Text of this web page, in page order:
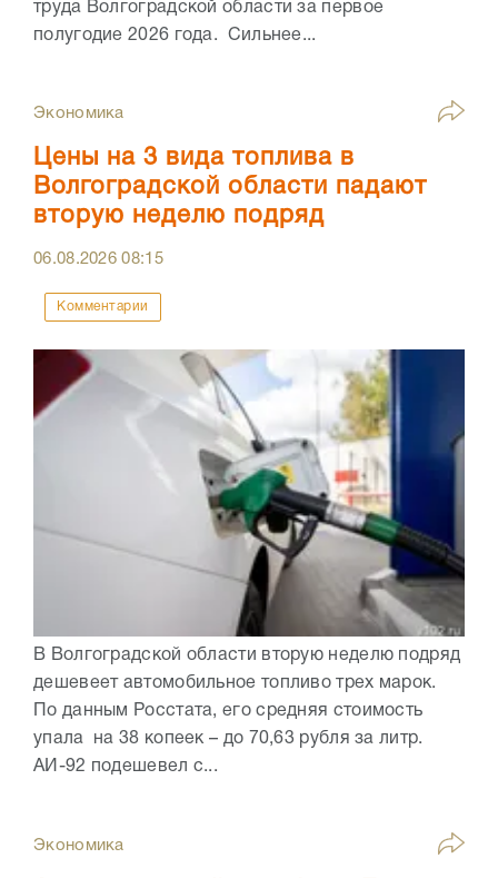
труда Волгоградской области за первое
полугодие 2026 года. Сильнее...
Экономика
Цены на 3 вида топлива в
Волгоградской области падают
вторую неделю подряд
06.08.202608:15
Комментарии
В Волгоградской области вторую неделю подряд
дешевеет автомобильное топливо трех марок.
По данным Росстата, его средняя стоимость
упала на 38 копеек – до 70,63 рубля за литр.
АИ-92 подешевел с...
Экономика